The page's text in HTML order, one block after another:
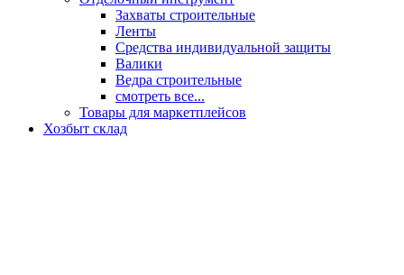
Захваты строительные
Ленты
Средства индивидуальной защиты
Валики
Ведра строительные
смотреть все...
Товары для маркетплейсов
Хозбыт склад